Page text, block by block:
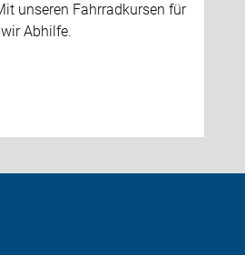
unseren Fahrradkursen für
Abhilfe.